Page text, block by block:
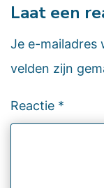
Laat een
Je e-mailadres
velden zijn
Reactie *